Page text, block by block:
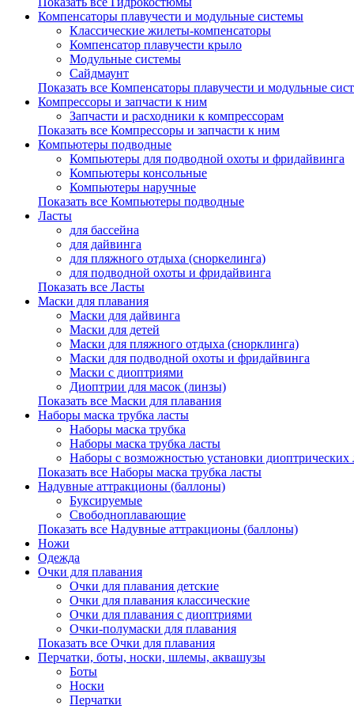
Компенсаторы плавучести и модульные системы
Классические жилеты-компенсаторы
Компенсатор плавучести крыло
Модульные системы
Сайдмаунт
Показать все Компенсаторы плавучести и модульные
Компрессоры и запчасти к ним
Запчасти и расходники к компрессорам
Показать все Компрессоры и запчасти к ним
Компьютеры подводные
Компьютеры для подводной охоты и фридайвинга
Компьютеры консольные
Компьютеры наручные
Показать все Компьютеры подводные
Ласты
для бассейна
для дайвинга
для пляжного отдыха (сноркелинга)
для подводной охоты и фридайвинга
Показать все Ласты
Маски для плавания
Маски для дайвинга
Маски для детей
Маски для пляжного отдыха (снорклинга)
Маски для подводной охоты и фридайвинга
Маски с диоптриями
Диоптрии для масок (линзы)
Показать все Маски для плавания
Наборы маска трубка ласты
Наборы маска трубка
Наборы маска трубка ласты
Наборы с возможностью установки диоптрических
Показать все Наборы маска трубка ласты
Надувные аттракционы (баллоны)
Буксируемые
Свободноплавающие
Показать все Надувные аттракционы (баллоны)
Ножи
Одежда
Очки для плавания
Очки для плавания детские
Очки для плавания классические
Очки для плавания с диоптриями
Очки-полумаски для плавания
Показать все Очки для плавания
Перчатки, боты, носки, шлемы, аквашузы
Боты
Носки
Перчатки